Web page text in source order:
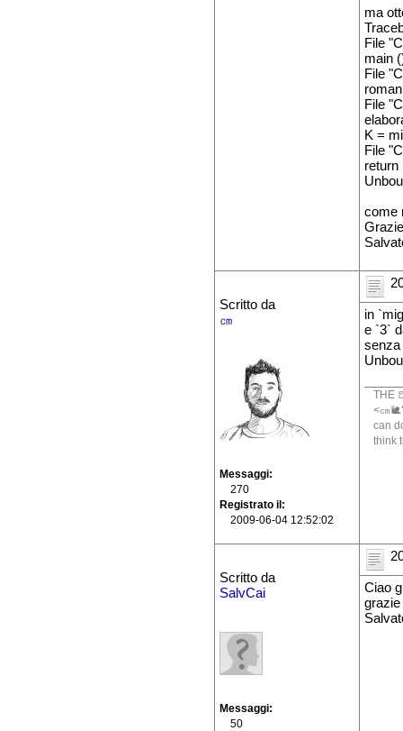
ma
File
main
File
File
K =
File
return
come
Scritto da
㎝
Messaggi
270
Registrato il
2009-06-04 12:52:02
in
e `3`
senza
THE
<㎝
can
think
Scritto da
SalvCai
Messaggi
50
Ciao
grazie